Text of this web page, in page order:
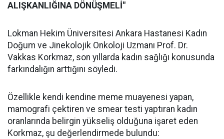
ALIŞKANLIĞINA DÖNÜŞMELİ"
Lokman Hekim Üniversitesi Ankara Hastanesi Kadın
Doğum ve Jinekolojik Onkoloji Uzmanı Prof. Dr.
Vakkas Korkmaz, son yıllarda kadın sağlığı konusunda
farkındalığın arttığını söyledi.
Özellikle kendi kendine meme muayenesi yapan,
mamografi çektiren ve smear testi yaptıran kadın
oranlarında belirgin yükseliş olduğuna işaret eden
Korkmaz, şu değerlendirmede bulundu: